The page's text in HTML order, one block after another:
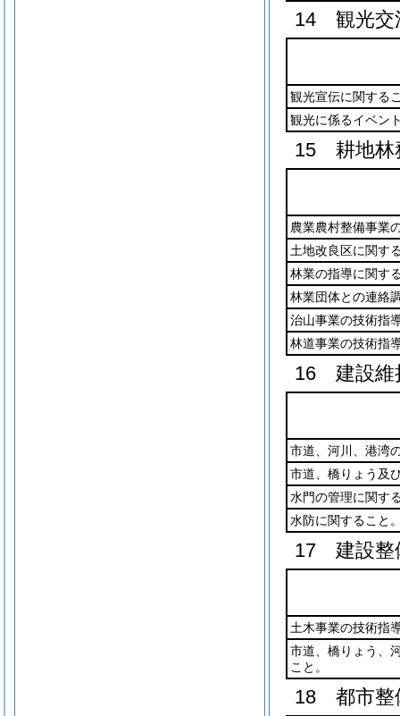
14 観光交
観光宣伝に関する
観光に係るイベン
15 耕地林
農業農村整備事業
土地改良区に関す
林業の指導に関す
林業団体との連絡
治山事業の技術指
林道事業の技術指
16 建設維
市道、河川、港湾
市道、橋りょう及
水門の管理に関す
水防に関すること
17 建設整
土木事業の技術指
市道、橋りょう、
こと。
18 都市整